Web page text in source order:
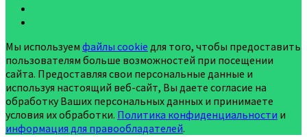
Мы используем файлы cookie для того, чтобы предоставить
пользователям больше возможностей при посещении
сайта. Предоставляя свои персональные данные и
используя настоящий веб-сайт, Вы даете согласие на
обработку Ваших персональных данных и принимаете
условия их обработки. Политика конфиденциальности и
информация для правообладателей.